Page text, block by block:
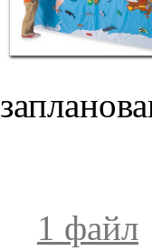
1 файл